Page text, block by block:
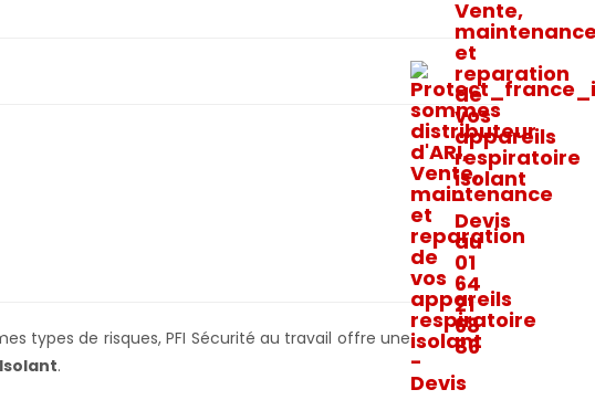
types de risques, PFI Sécurité au travail offre une
.